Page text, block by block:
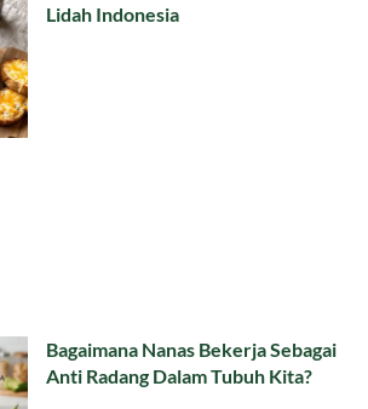
Lidah Indonesia
Bagaimana Nanas Bekerja Sebagai
Anti Radang Dalam Tubuh Kita?